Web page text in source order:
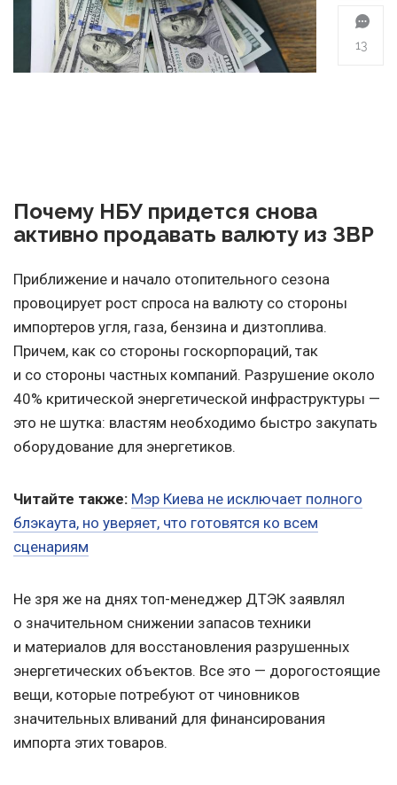
13
Почему НБУ придется снова
активно продавать валюту из ЗВР
Приближение и начало отопительного сезона
провоцирует рост спроса на валюту со стороны
импортеров угля, газа, бензина и дизтоплива.
Причем, как со стороны госкорпораций, так
и со стороны частных компаний. Разрушение около
40% критической энергетической инфраструктуры —
это не шутка: властям необходимо быстро закупать
оборудование для энергетиков.
Читайте также: Мэр Киева не исключает полного
блэкаута, но уверяет, что готовятся ко всем
сценариям
Не зря же на днях топ-менеджер ДТЭК заявлял
о значительном снижении запасов техники
и материалов для восстановления разрушенных
энергетических объектов. Все это — дорогостоящие
вещи, которые потребуют от чиновников
значительных вливаний для финансирования
импорта этих товаров.